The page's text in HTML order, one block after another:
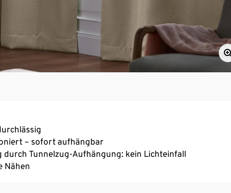
– sofort aufhängbar
durch Tunnelzug-Aufhängung: kein Lichteinfall
Nähen